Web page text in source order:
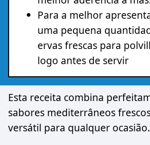
Para a melhor
uma pequena
ervas frescas para
logo antes de servir
Esta receita combina
sabores mediterrâneos
versátil para qualquer ocasião.